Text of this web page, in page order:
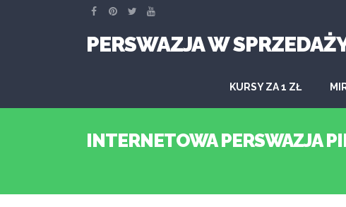
PERSWAZJA W
KURSY ZA 1 ZŁ
INTERNETOWA PERSWAZJA